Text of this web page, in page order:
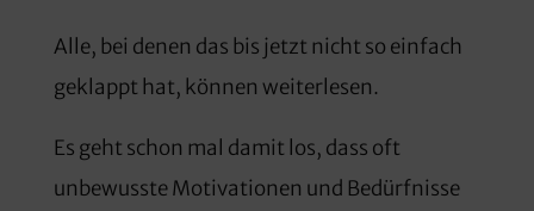
Alle, bei denen das bis jetzt nicht so einfach
geklappt hat, können weiterlesen.
Es geht schon mal damit los, dass oft
unbewusste Motivationen und Bedürfnisse